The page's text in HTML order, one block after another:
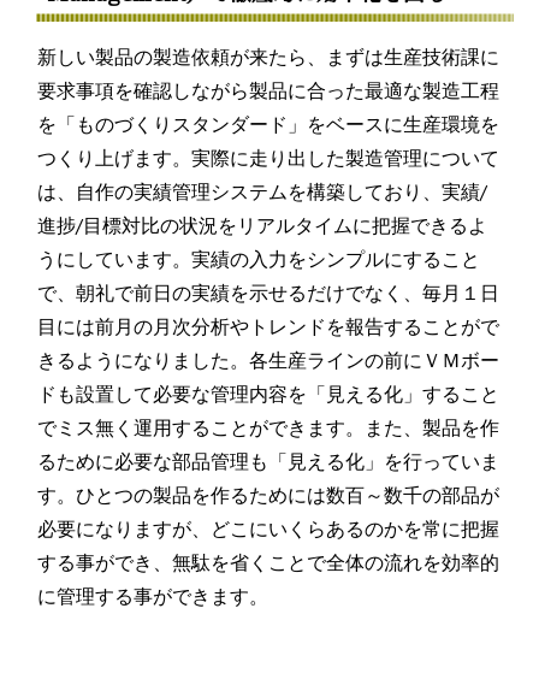
新しい製品の製造依頼が来たら、まずは生産技術課に
要求事項を確認しながら製品に合った最適な製造工程
を「ものづくりスタンダード」をベースに生産環境を
つくり上げます。実際に走り出した製造管理について
は、自作の実績管理システムを構築しており、実績/
進捗/目標対比の状況をリアルタイムに把握できるよ
うにしています。実績の入力をシンプルにすること
で、朝礼で前日の実績を示せるだけでなく、毎月１日
目には前月の月次分析やトレンドを報告することがで
きるようになりました。各生産ラインの前にＶＭボー
ドも設置して必要な管理内容を「見える化」すること
でミス無く運用することができます。また、製品を作
るために必要な部品管理も「見える化」を行っていま
す。ひとつの製品を作るためには数百～数千の部品が
必要になりますが、どこにいくらあるのかを常に把握
する事ができ、無駄を省くことで全体の流れを効率的
に管理する事ができます。